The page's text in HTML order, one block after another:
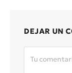
DEJAR UN